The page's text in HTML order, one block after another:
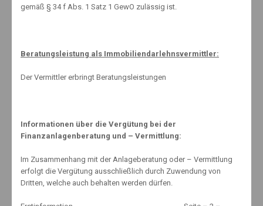
Wieviele Punkte müssen Autofahrer zukünftig für bestimmte
21km/h zu viel innerorts : bisher 1 Punkt, zukünftig 1 Punkt
31 bis 40 km/h zu viel innerorts
: bisher 3 Punkte, zukünftig 2
Punkte
gemäß § 34 f Abs. 1 Satz 1 GewO zulässig ist.
Beratungsleistung als Immobiliendarlehnsvermittler:
Der Vermittler erbringt Beratungsleistungen
Informationen über die Vergütung bei der
Finanzanlagenberatung und – Vermittlung:
Im Zusammenhang mit der Anlageberatung oder – Vermittlung
erfolgt die Vergütung ausschließlich durch Zuwendung von
Dritten, welche auch behalten werden dürfen.